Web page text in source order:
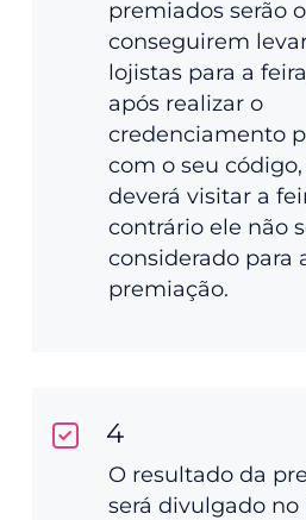
premiados serão
conseguirem
lojistas para a
após realizar o
credenciamento
com o seu
deverá visitar a
contrário ele não
considerado para
premiação.
4
O resultado da
será divulgado